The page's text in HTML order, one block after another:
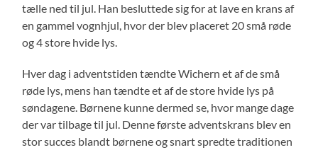
tælle ned til jul. Han besluttede sig for at lave en krans af
en gammel vognhjul, hvor der blev placeret 20 små røde
og 4 store hvide lys.
Hver dag i adventstiden tændte Wichern et af de små
røde lys, mens han tændte et af de store hvide lys på
søndagene. Børnene kunne dermed se, hvor mange dage
der var tilbage til jul. Denne første adventskrans blev en
stor succes blandt børnene og snart spredte traditionen